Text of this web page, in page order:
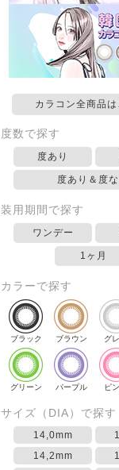
カラコン全商品は
度数で探す
度あり
度あり＆度な
装用期間で探す
ワンデー
1ヶ月
カラーで探す
ブラック ブラウン グ
グリーン パープル ピ
サイズ（DIA）で探す
14,0mm
14,2mm